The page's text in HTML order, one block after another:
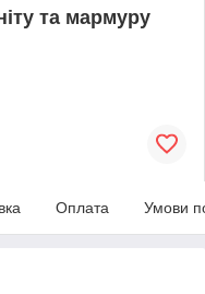
та мармуру
Оплата Умови